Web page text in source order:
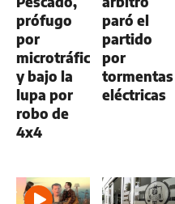
prófugo
por
microtráfico
y bajo la
lupa por
robo de
4x4
paró el
partido
por
tormentas
eléctricas